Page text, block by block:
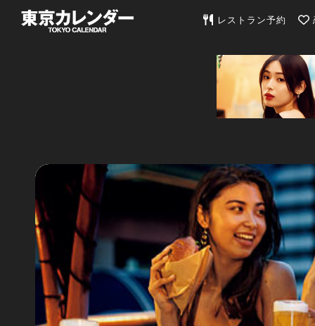
東京カレンダー | 最新
レストラン予約